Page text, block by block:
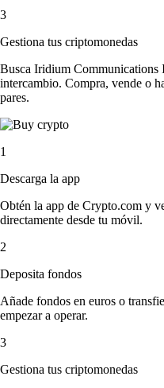
3
Gestiona tus criptomonedas
Busca Iridium Communications
intercambio. Compra, vende o
pares.
1
Descarga la app
Obtén la app de Crypto.com y
directamente desde tu móvil.
2
Deposita fondos
Añade fondos en euros o
empezar a operar.
3
Gestiona tus criptomonedas